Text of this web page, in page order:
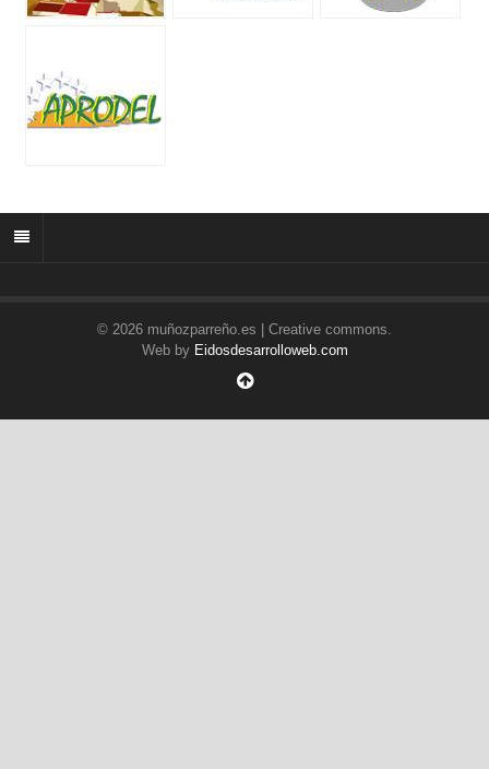
© 2026 muñozparreño.es | Creative commons.
Web by Eidosdesarrolloweb.com